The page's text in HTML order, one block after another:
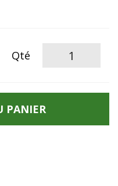
Qté
PANIER